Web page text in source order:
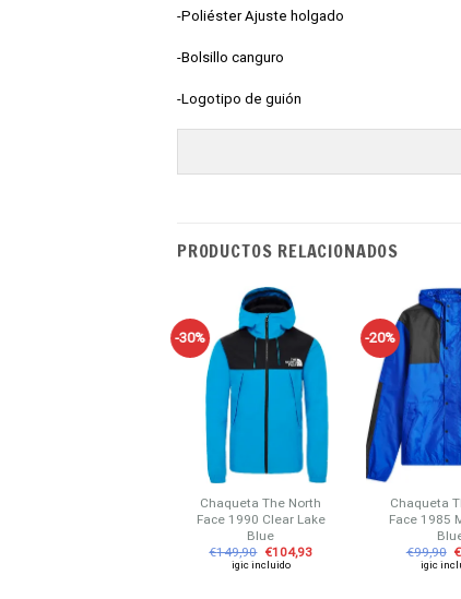
-Poliéster Ajuste holgado
-Bolsillo canguro
-Logotipo de guión
PRODUCTOS RELACIONADOS
-30%
Añadir
a tu
lista de
deseos
+
Chaqueta The North
Face 1990 Clear Lake
Blue
€149,90 €104,93
igic incluido
-20%
+
Chaqueta
Face 1985
€99,90 €
igic